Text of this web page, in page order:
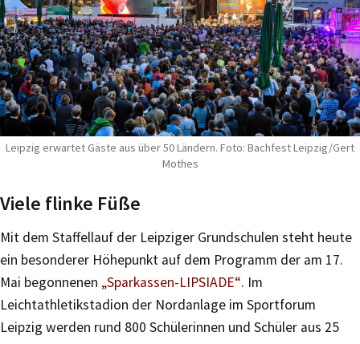
Leipzig erwartet Gäste aus über 50 Ländern. Foto: Bachfest Leipzig/Gert
Mothes
Viele flinke Füße
Mit dem Staffellauf der Leipziger Grundschulen steht heute
ein besonderer Höhepunkt auf dem Programm der am 17.
Mai begonnenen „Sparkassen-LIPSIADE“. Im
Leichtathletikstadion der Nordanlage im Sportforum
Leipzig werden rund 800 Schülerinnen und Schüler aus 25